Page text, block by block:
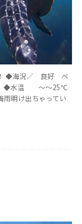
◆海況／ 良好 ベ
！ ◆水温 ～～25℃
雨明け出ちゃってい